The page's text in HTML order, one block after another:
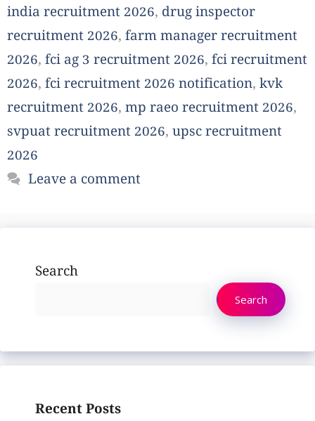
india recruitment 2026, drug inspector
recruitment 2026, farm manager recruitment
2026, fci ag 3 recruitment 2026, fci recruitment
2026, fci recruitment 2026 notification, kvk
recruitment 2026, mp raeo recruitment 2026,
svpuat recruitment 2026, upsc recruitment
2026
Leave a comment
Search
Search
Recent Posts